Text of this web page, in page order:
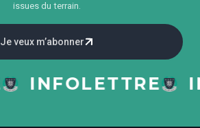
issues du terrain.
Je veux m’abonner
INFOLETTRE